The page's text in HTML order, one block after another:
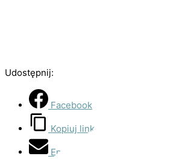
Udostępnij:
Facebook
Kopiuj link
Email